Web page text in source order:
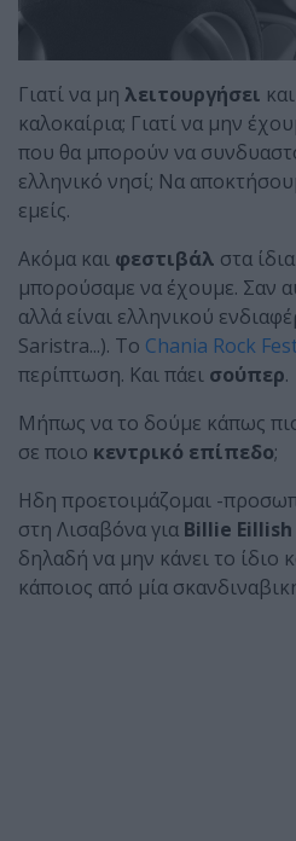
Γιατί να μη λειτουργήσει
καλοκαίρια; Γιατί να μην
που θα μπορούν να
ελληνικό νησί; Να
εμείς.
Ακόμα και φεστιβάλ στα
μπορούσαμε να έχουμε. Σαν
αλλά είναι ελληνικού
Saristra...). Το Chania Rock
περίπτωση. Και πάει σούπερ.
Μήπως να το δούμε κάπως
σε ποιο κεντρικό επίπεδο;
Ηδη προετοιμάζομαι -
στη Λισαβόνα για Billie Eillish
δηλαδή να μην κάνει το ίδιο
κάποιος από μία